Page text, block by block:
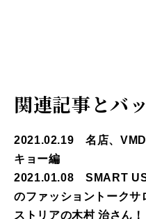
関連記事とバ
2021.02.19 名店、
キョー編
2021.01.08 SMART
のファッショントーク
ストリアの木村 治さん！